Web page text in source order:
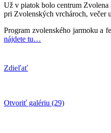
Už v piatok bolo centrum
pri Zvolenských vrchároch, večer
Program zvolenského jarmoku a
nájdete tu…
Zdieľať
Otvoriť galériu (29)